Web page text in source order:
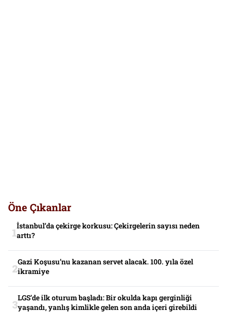
Öne Çıkanlar
İstanbul’da çekirge korkusu: Çekirgelerin sayısı neden
arttı?
Gazi Koşusu’nu kazanan servet alacak. 100. yıla özel
ikramiye
LGS’de ilk oturum başladı: Bir okulda kapı gerginliği
yaşandı, yanlış kimlikle gelen son anda içeri girebildi